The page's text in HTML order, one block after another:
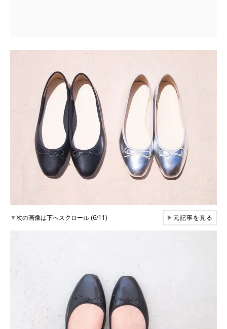
▼次の画像は下へスクロール (6/11) ▶元記事を見る